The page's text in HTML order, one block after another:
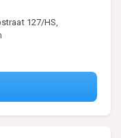
127/HS,